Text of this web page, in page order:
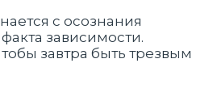
с осознания
зависимости.
завтра быть трезвым